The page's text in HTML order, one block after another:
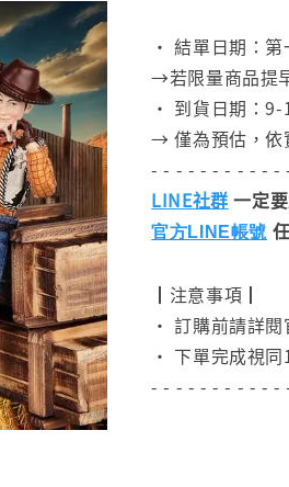
• 結單日期：
→若限量商品提
• 到貨日期：9-
→ 僅為預估，依
- - - - - - - - - - -
LINE社群 一定
官方LINE帳號
┃注意事項┃
• 訂購前請詳閱
• 下單完成視
- - - - - - - - - - -